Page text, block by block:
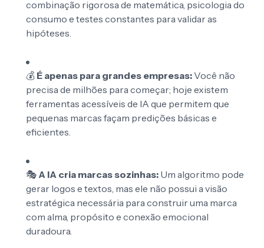
combinação rigorosa de matemática, psicologia do
consumo e testes constantes para validar as
hipóteses.
💰 É apenas para grandes empresas:Você não
precisa de milhões para começar; hoje existem
ferramentas acessíveis de IA que permitem que
pequenas marcas façam predições básicas e
eficientes.
🎭 A IA cria marcas sozinhas: Um algoritmo pode
gerar logos e textos, mas ele não possui a visão
estratégica necessária para construir uma marca
com alma, propósito e conexão emocional
duradoura.